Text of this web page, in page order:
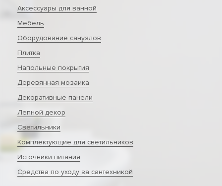
Аксессуары для ванной
Мебель
Оборудование санузлов
Плитка
Напольные покрытия
Деревянная мозаика
Декоративные панели
Лепной декор
Светильники
Комплектующие для светильников
Источники питания
Средства по уходу за сантехникой